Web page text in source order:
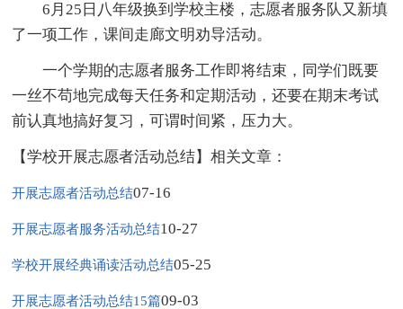
6月25日八年级换到学校主楼，志愿者服务队又新填
了一项工作，课间走廊文明劝导活动。
一个学期的志愿者服务工作即将结束，同学们既要
一丝不苟地完成每天任务和定期活动，还要在期末考试
前认真地搞好复习，可谓时间紧，压力大。
【学校开展志愿者活动总结】相关文章：
开展志愿者活动总结07-16
开展志愿者服务活动总结10-27
学校开展经典诵读活动总结05-25
开展志愿者活动总结15篇09-03